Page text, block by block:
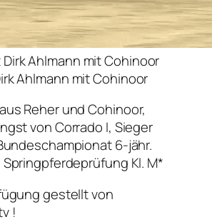
Ahlmann mit Cohinoor
Reher und Cohinoor,
von Corrado I, Sieger
6-jähr.
Kl. M*
gestellt von
!